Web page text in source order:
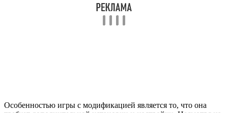
Особенностью игры с модификацией является то, что она